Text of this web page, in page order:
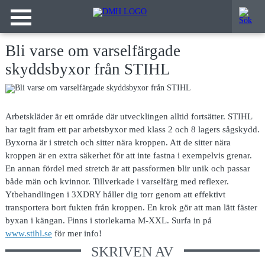
Bli varse om varselfärgade
skyddsbyxor från STIHL
Arbetskläder är ett område där utvecklingen alltid fortsätter. STIHL
har tagit fram ett par arbetsbyxor med klass 2 och 8 lagers sågskydd.
Byxorna är i stretch och sitter nära kroppen. Att de sitter nära
kroppen är en extra säkerhet för att inte fastna i exempelvis grenar.
En annan fördel med stretch är att passformen blir unik och passar
både män och kvinnor. Tillverkade i varselfärg med reflexer.
Ytbehandlingen i 3XDRY håller dig torr genom att effektivt
transportera bort fukten från kroppen. En krok gör att man lätt fäster
byxan i kängan. Finns i storlekarna M-XXL. Surfa in på
www.stihl.se för mer info!
SKRIVEN AV